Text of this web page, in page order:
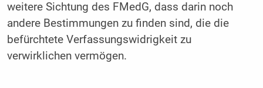
weitere Sichtung des FMedG, dass darin noch
andere Bestimmungen zu finden sind, die die
befürchtete Verfassungswidrigkeit zu
verwirklichen vermögen.